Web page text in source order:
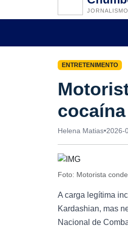
ENTRETENIMENTO
Helena Matias•2026-
Foto: Motorista
A carga legítima
Kardashian, mas
Nacional de